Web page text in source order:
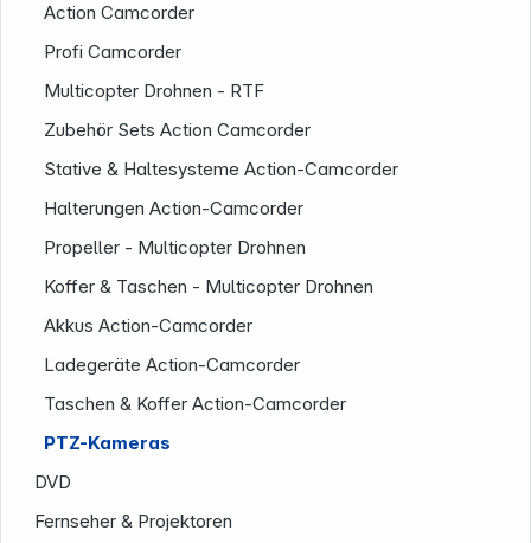
Action Camcorder
Profi Camcorder
Multicopter Drohnen - RTF
Zubehör Sets Action Camcorder
Stative & Haltesysteme Action-Camcorder
Halterungen Action-Camcorder
Propeller - Multicopter Drohnen
Koffer & Taschen - Multicopter Drohnen
Akkus Action-Camcorder
Ladegeräte Action-Camcorder
Taschen & Koffer Action-Camcorder
PTZ-Kameras
DVD
Fernseher & Projektoren
Informationen